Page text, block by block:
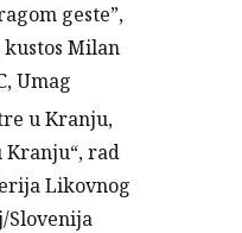
geste”,
kustos Milan
Umag
u Kranju,
rad
Likovnog
Slovenija